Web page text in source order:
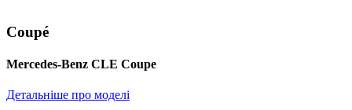
Coupé
Mercedes-Benz CLE Coupe
Детальніше про моделі